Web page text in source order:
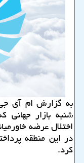
به گزارش ام آی
شنبه بازار جهانی
اختلال عرضه
در این منطقه
كرد.